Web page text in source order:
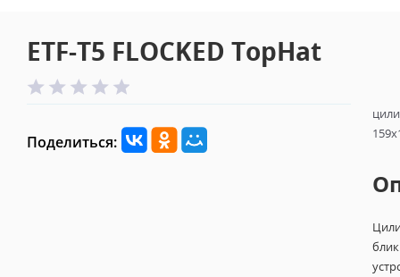
ETF-T5 FLOCKED TopHat
Поделиться: